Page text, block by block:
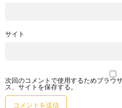
サイト
次回のコメントで使用するためブラウ
ス、サイトを保存する。